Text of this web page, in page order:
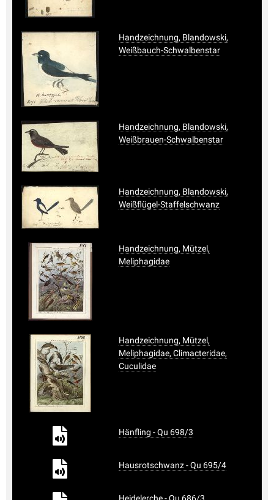
Handzeichnung, Blandowski,
Weißbauch-Schwalbenstar
Handzeichnung, Blandowski,
Weißbrauen-Schwalbenstar
Handzeichnung, Blandowski,
Weißflügel-Staffelschwanz
Handzeichnung, Mützel,
Meliphagidae
Handzeichnung, Mützel,
Meliphagidae, Climacteridae,
Cuculidae
Hänfling - Qu 698/3
Hausrotschwanz - Qu 695/4
Heidelerche - Qu 686/3